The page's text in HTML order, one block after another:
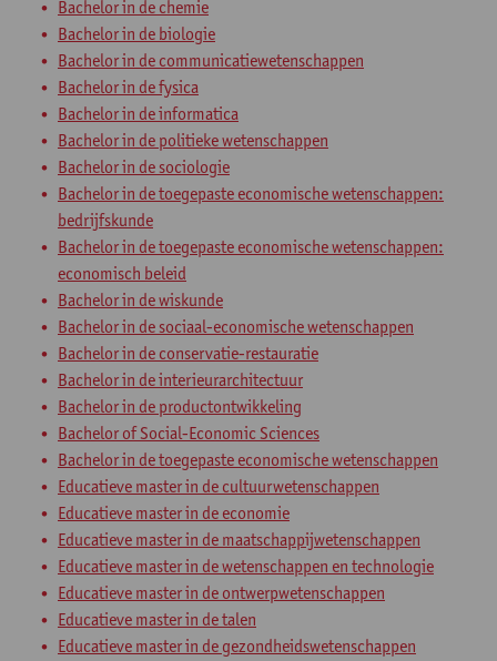
Bachelor in de chemie
Bachelor in de biologie
Bachelor in de communicatiewetenschappen
Bachelor in de fysica
Bachelor in de informatica
Bachelor in de politieke wetenschappen
Bachelor in de sociologie
Bachelor in de toegepaste economische wetenschappen:
bedrijfskunde
Bachelor in de toegepaste economische wetenschappen:
economisch beleid
Bachelor in de wiskunde
Bachelor in de sociaal-economische wetenschappen
Bachelor in de conservatie-restauratie
Bachelor in de interieurarchitectuur
Bachelor in de productontwikkeling
Bachelor of Social-Economic Sciences
Bachelor in de toegepaste economische wetenschappen
Educatieve master in de cultuurwetenschappen
Educatieve master in de economie
Educatieve master in de maatschappijwetenschappen
Educatieve master in de wetenschappen en technologie
Educatieve master in de ontwerpwetenschappen
Educatieve master in de talen
Educatieve master in de gezondheidswetenschappen